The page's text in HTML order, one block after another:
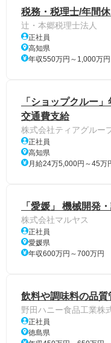
税務・税理士/年間
辻・本郷税理士法人
正社員
高知県
年収550万円～1,000万円
「ショップクルー
交通費支給
株式会社ティアグルー
正社員
高知県
月給24万5,000円～45万
「愛媛」 機械開発
株式会社マルヤス
正社員
愛媛県
年収600万円～700万円
飲料や調味料の品
野田ハニー食品工業株
正社員
徳島県